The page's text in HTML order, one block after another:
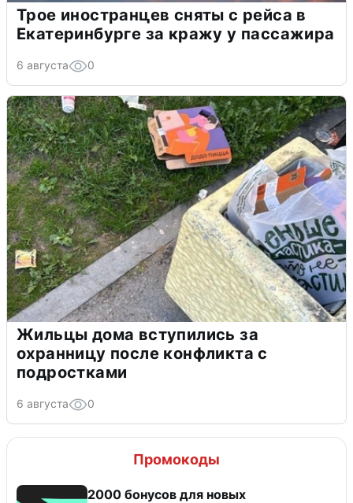
Трое иностранцев сняты с рейса в
Екатеринбурге за кражу у пассажира
6 августа 0
Жильцы дома вступились за
охранницу после конфликта с
подростками
6 августа 0
Промокоды
2000 бонусов для новых